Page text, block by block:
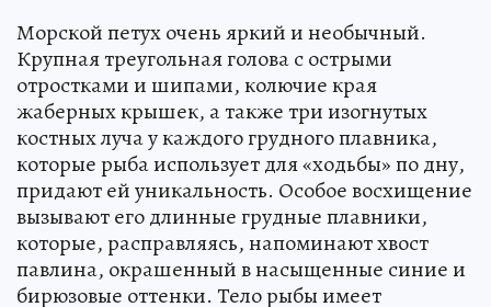
Морской петух очень яркий и необычный.
Крупная треугольная голова с острыми
отростками и шипами, колючие края
жаберных крышек, а также три изогнутых
костных луча у каждого грудного плавника,
которые рыба использует для «ходьбы» по дну,
придают ей уникальность. Особое восхищение
вызывают его длинные грудные плавники,
которые, расправляясь, напоминают хвост
павлина, окрашенный в насыщенные синие и
бирюзовые оттенки. Тело рыбы имеет